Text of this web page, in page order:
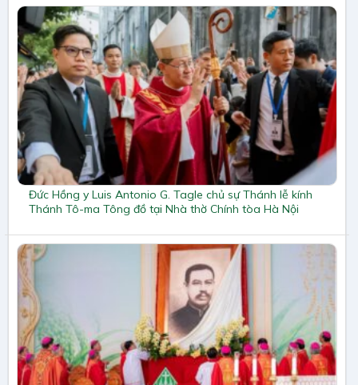
Đức Hồng y Luis Antonio G. Tagle chủ sự Thánh lễ kính
Thánh Tô-ma Tông đồ tại Nhà thờ Chính tòa Hà Nội